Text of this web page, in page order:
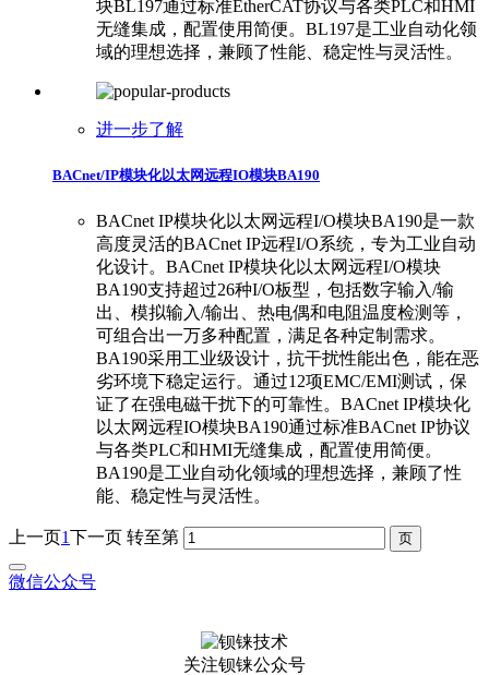
块BL197通过标准EtherCAT协议与各类PLC和HMI
无缝集成，配置使用简便。BL197是工业自动化领
域的理想选择，兼顾了性能、稳定性与灵活性。
进一步了解
BACnet/IP模块化以太网远程IO模块BA190
BACnet IP模块化以太网远程I/O模块BA190是一款
高度灵活的BACnet IP远程I/O系统，专为工业自动
化设计。BACnet IP模块化以太网远程I/O模块
BA190支持超过26种I/O板型，包括数字输入/输
出、模拟输入/输出、热电偶和电阻温度检测等，
可组合出一万多种配置，满足各种定制需求。
BA190采用工业级设计，抗干扰性能出色，能在恶
劣环境下稳定运行。通过12项EMC/EMI测试，保
证了在强电磁干扰下的可靠性。BACnet IP模块化
以太网远程IO模块BA190通过标准BACnet IP协议
与各类PLC和HMI无缝集成，配置使用简便。
BA190是工业自动化领域的理想选择，兼顾了性
能、稳定性与灵活性。
上一页1下一页 转至第
微信公众号
关注钡铼公众号